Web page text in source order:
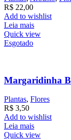
R$ 22,00
Add to wishlist
Leia mais
Quick view
Esgotado
Margaridinha
Plantas, Flores
R$ 3,50
Add to wishlist
Leia mais
Quick view